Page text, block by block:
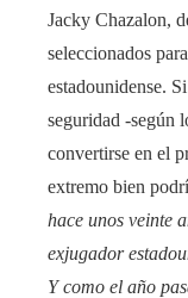
Jacky Chazalon,
seleccionados
estadounidense.
seguridad -según
convertirse en el
extremo bien
hace unos veinte
exjugador
Y como el año